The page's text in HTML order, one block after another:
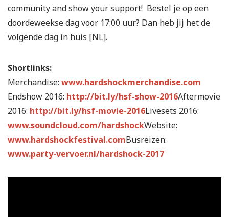
community and show your support! Bestel je op een
doordeweekse dag voor 17:00 uur? Dan heb jij het de
volgende dag in huis [NL].
Shortlinks:
Merchandise: www.hardshockmerchandise.com
Endshow 2016: http://bit.ly/hsf-show-2016Aftermovie
2016: http://bit.ly/hsf-movie-2016Livesets 2016:
www.soundcloud.com/hardshockWebsite:
www.hardshockfestival.comBusreizen:
www.party-vervoer.nl/hardshock-2017